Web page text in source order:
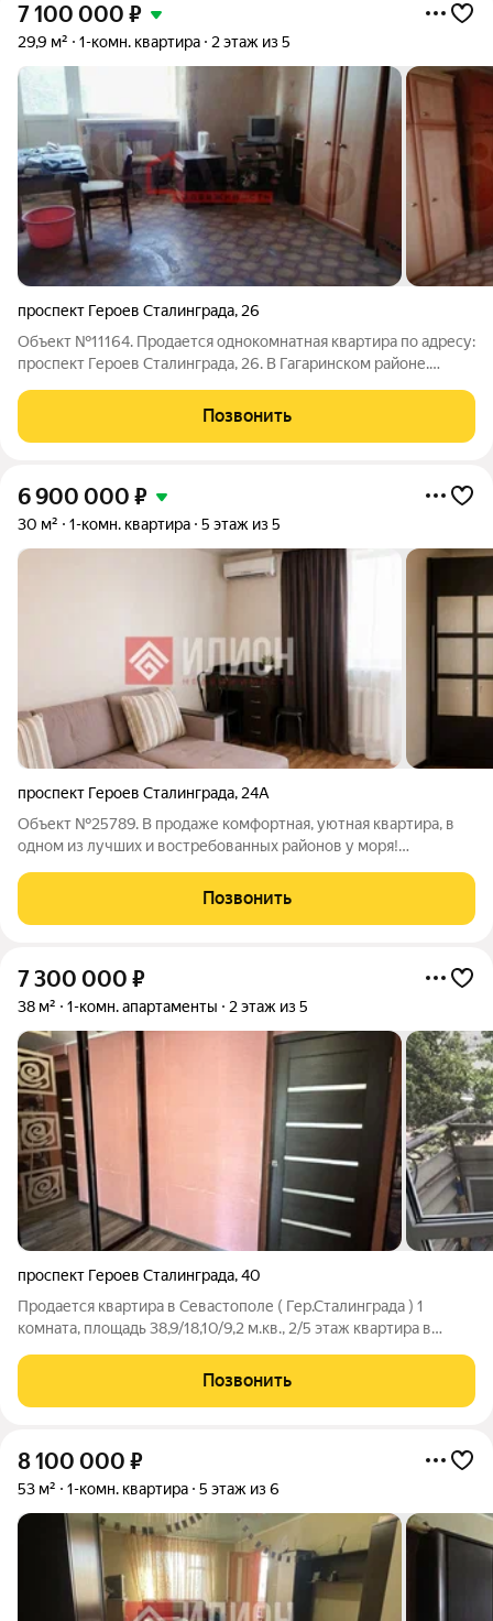
7 100 000 ₽
29,9 м² 1-комн. квартира 2 этаж из 5
проспект Героев Сталинграда, 26
Объект №11164. Продается однокомнатная квартира по адресу:
проспект Героев Сталинграда, 26. В Гагаринском районе.
расположена на
Позвонить
6 900 000 ₽
30 м² 1-комн. квартира 5 этаж из 5
проспект Героев Сталинграда, 24А
Объект №25789. В продаже комфортная, уютная квартира, в
одном из лучших и востребованных районов у моря!
выход на сделку.В 5 минутах от квартиры остановка,
супермаркет, спортзал- вся инфраструктура!
Позвонить
7 300 000 ₽
38 м² 1-комн. апартаменты 2 этаж из 5
проспект Героев Сталинграда,40
Продается квартира в Севастополе ( Гер.Сталинграда ) 1
комната, площадь 38,9/18,10/9,2 м.кв., 2/5 этаж квартира в
300 000 рублей +7 978 736 21 05 Георгий
Позвонить
8 100 000 ₽
53 м² 1-комн. квартира 5 этаж из 6